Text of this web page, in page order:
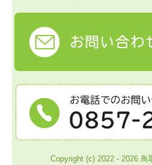
Copyright (c) 2022 - 2026